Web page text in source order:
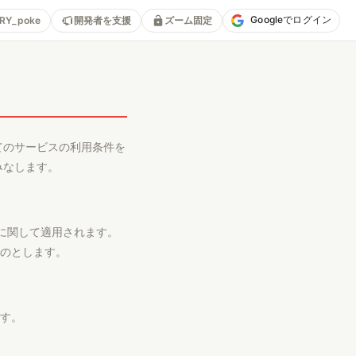
開発者を支援 ズーム固定 Googleでログイン
サービスの利用条件を
します。
して適用されます。
とします。
。